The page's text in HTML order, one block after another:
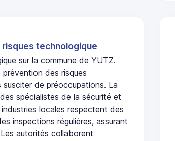
technologique
sur la commune de YUTZ.
des risques
de préoccupations. La
spécialistes de la sécurité et
locales respectent des
inspections régulières, assurant
autorités collaborent